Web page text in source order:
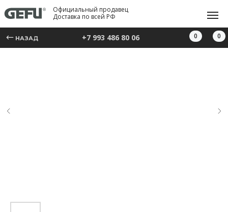
0 0
НАЗАД +7 993 486 80 06
Официальный продавец
Доставка по всей РФ